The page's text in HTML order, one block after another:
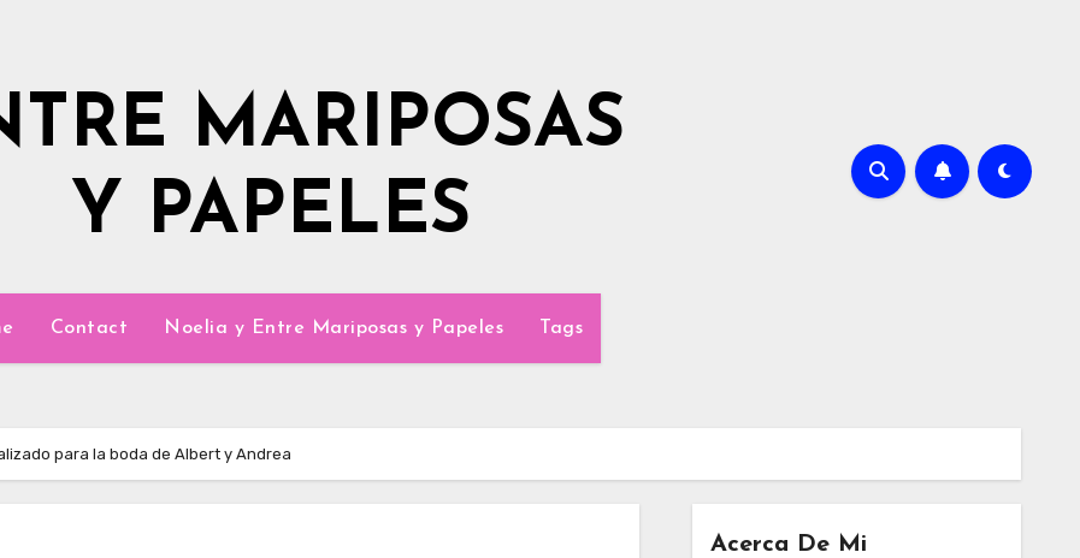
MARIPOSAS
Y PAPELES
Contact Noelia y Entre Mariposas y Papeles Tags
para la boda de Albert y Andrea
Acerca De Mi